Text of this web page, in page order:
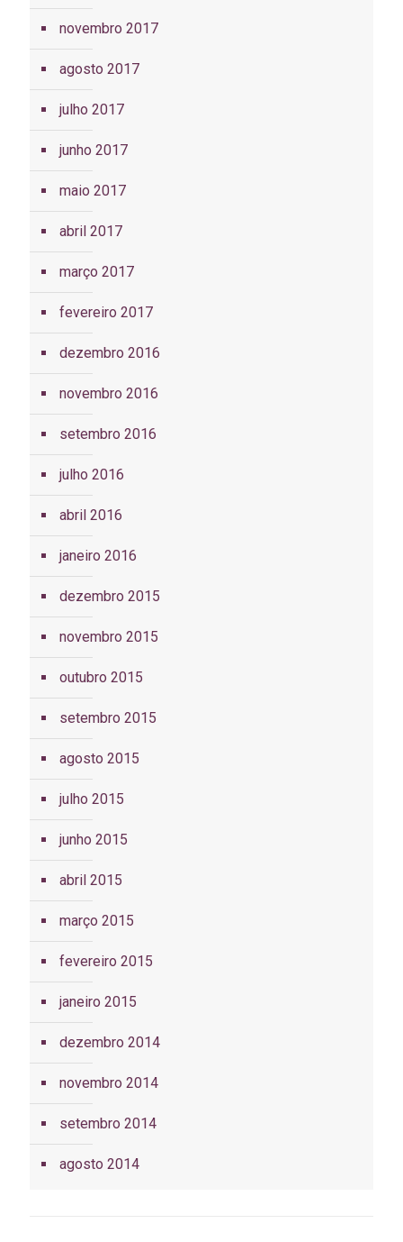
novembro 2017
agosto 2017
julho 2017
junho 2017
maio 2017
abril 2017
março 2017
fevereiro 2017
dezembro 2016
novembro 2016
setembro 2016
julho 2016
abril 2016
janeiro 2016
dezembro 2015
novembro 2015
outubro 2015
setembro 2015
agosto 2015
julho 2015
junho 2015
abril 2015
março 2015
fevereiro 2015
janeiro 2015
dezembro 2014
novembro 2014
setembro 2014
agosto 2014